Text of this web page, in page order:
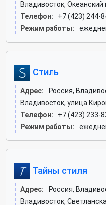
Владивосток, Океанский
Телефон:
+7 (423) 244-
Режим работы:
Стиль
Адрес:
Россия,
Владивосток, улица
Телефон:
+7 (423) 233-
Режим работы:
Тайны стиля
Адрес:
Россия,
Владивосток,